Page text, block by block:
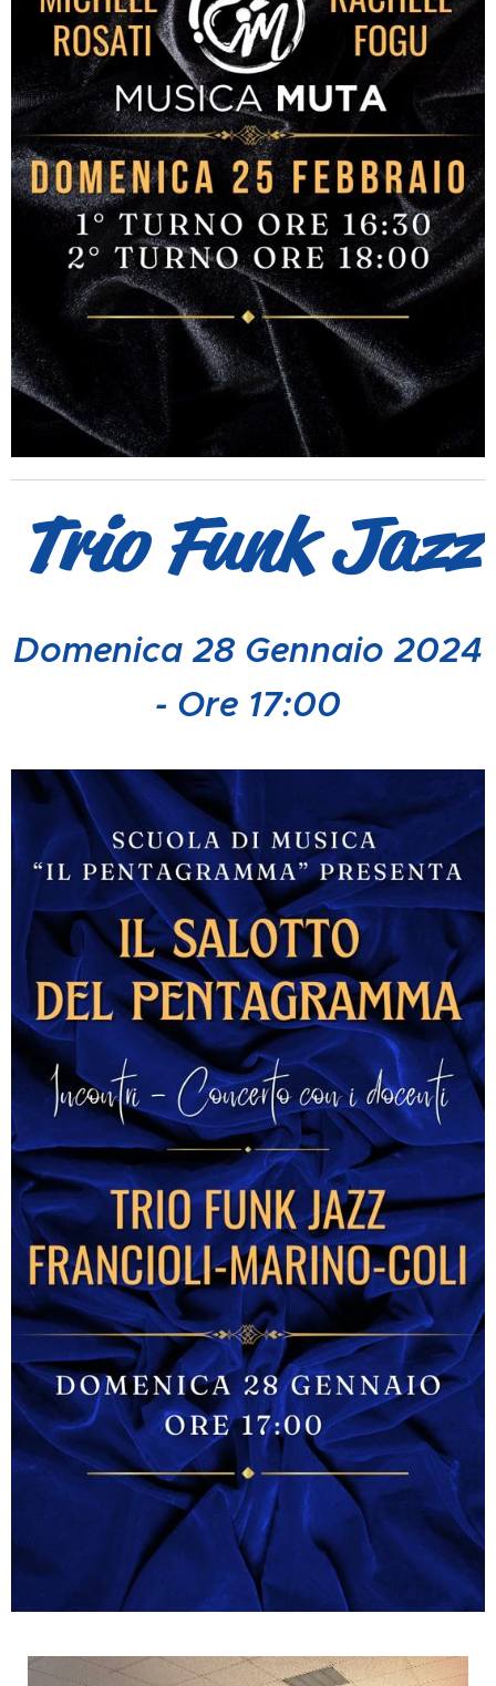
Trio Funk Jazz
Domenica 28 Gennaio 2024
- Ore 17:00